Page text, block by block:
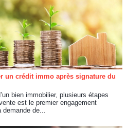
un crédit immo après signature du
bien immobilier, plusieurs étapes
est le premier engagement
de...